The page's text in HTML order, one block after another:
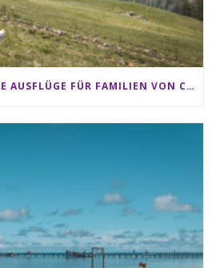
FRIBOURG: 7 TOLLE AUSFLÜGE FÜR FAMILIEN VON CHARMEY BIS LES PACCOTS